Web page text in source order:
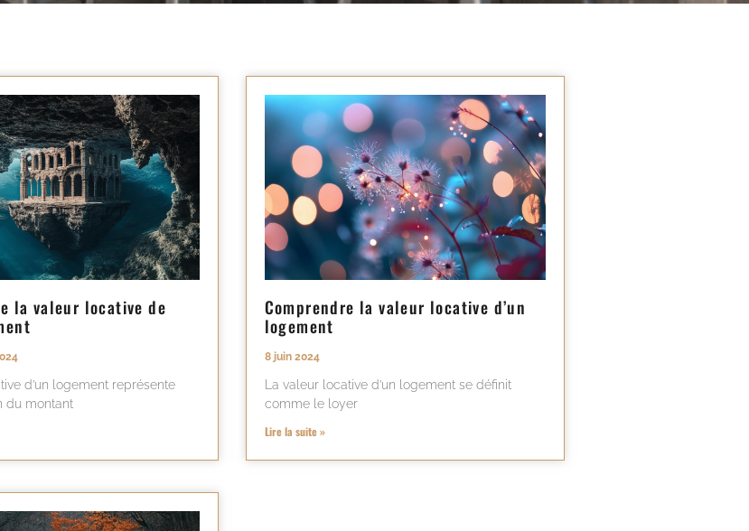
la valeur locative de
d’un logement représente
du montant
Comprendre la valeur locative d’un
logement
8 juin 2024
La valeur locative d’un logement se définit
comme le loyer
Lire la suite »